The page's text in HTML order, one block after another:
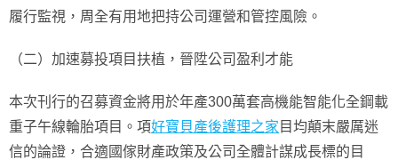
履行監視，周全有用地把持公司運營和管控風險。
（二）加速募投項目扶植，晉陞公司盈利才能
本次刊行的召募資金將用於年產300萬套高機能智能化全鋼載
重子午線輪胎項目。項好寶貝產後護理之家 目均顛末嚴厲迷
信的論證，合適國傢財產政策及公司全體計謀成長標的目